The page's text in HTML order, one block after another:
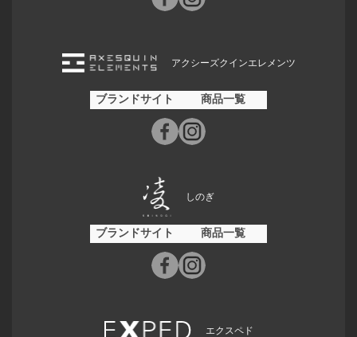
アクシーズクインエレメンツ
ブランドサイト 商品一覧
しのぎ
ブランドサイト 商品一覧
エクスペド